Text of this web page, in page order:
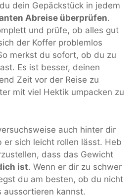
dein Gepäckstück in jedem
Abreise überprüfen.
und prüfe, ob alles gut
der Koffer problemlos
merkst du sofort, ob du zu
Es ist besser, deinen
Zeit vor der Reise zu
mit viel Hektik umpacken zu
auch hinter dir
er sich leicht rollen lässt. Heb
dass das Gewicht
ist. Wenn er dir zu schwer
du am besten, ob du nicht
aussortieren kannst.